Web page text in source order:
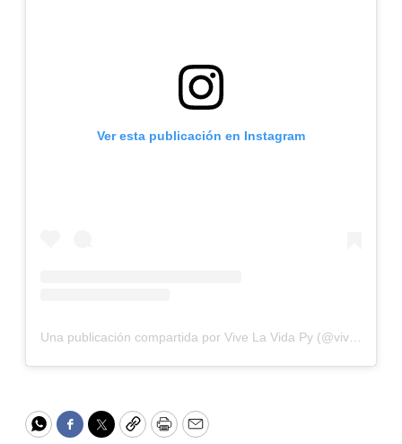
Ver esta publicación en Instagram
WhatsApp
Facebook
TwitterCopyPrintEmail